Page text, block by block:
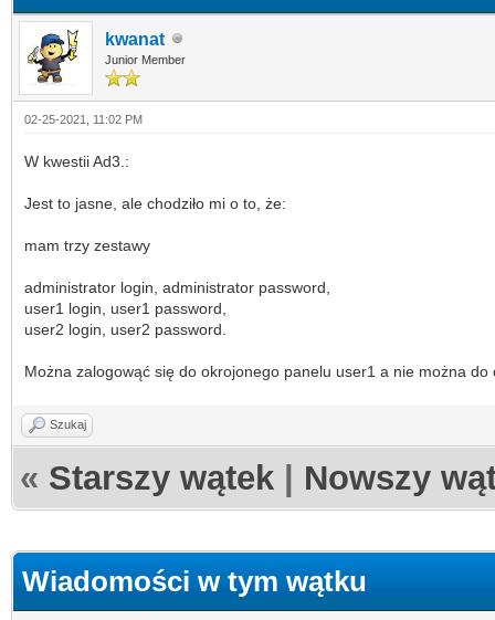
kwanat
Junior Member
02-25-2021, 11:02 PM
W kwestii Ad3.:
Jest to jasne, ale chodziło mi o to, że:
mam trzy zestawy
administrator login, administrator password,
user1 login, user1 password,
user2 login, user2 password.
Można zalogowąć się do okrojonego panelu user1 a nie można
Szukaj
« Starszy wątek Nowszy
Wiadomości w tym wątku